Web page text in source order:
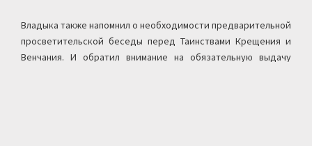
Владыка также напомнил о необходимости предварительной
просветительской беседы перед Таинствами Крещения и
Венчания. И обратил внимание на обязательную выдачу